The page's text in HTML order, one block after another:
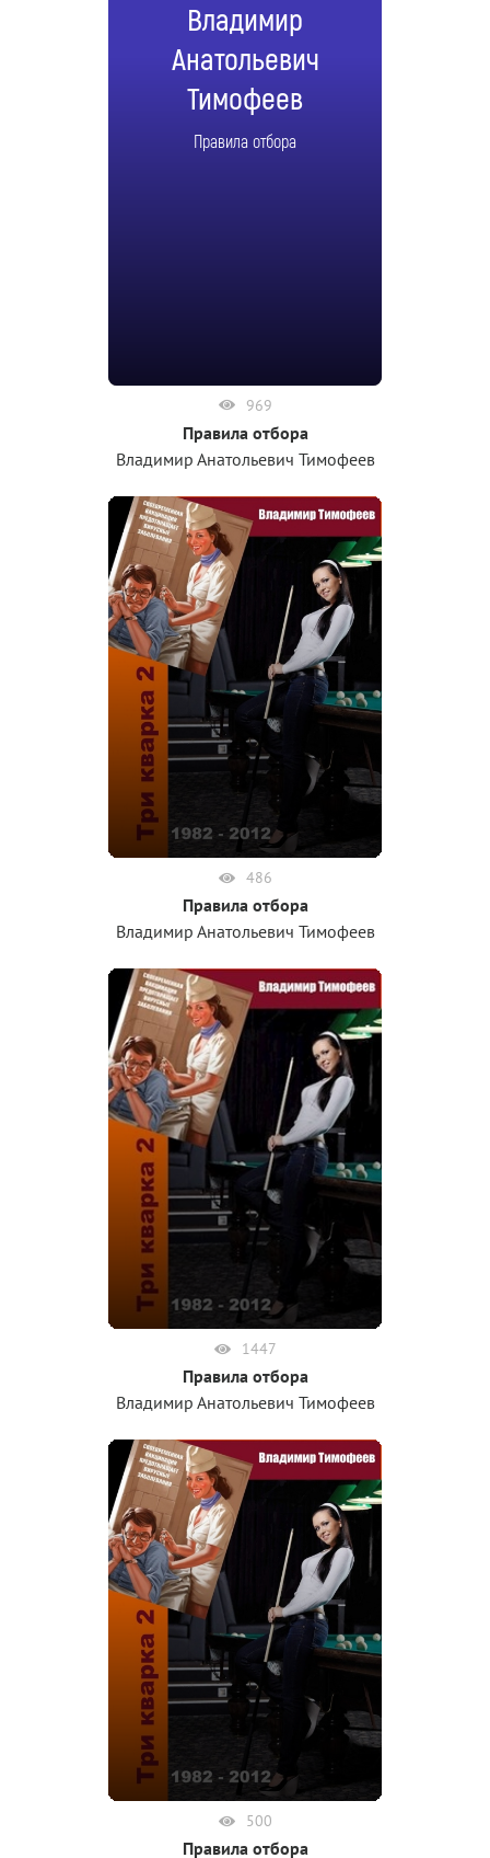
Владимир
Анатольевич
Тимофеев
Правила отбора
969
Правила отбора
Владимир Анатольевич Тимофеев
486
Правила отбора
Владимир Анатольевич Тимофеев
1447
Правила отбора
Владимир Анатольевич Тимофеев
500
Правила отбора